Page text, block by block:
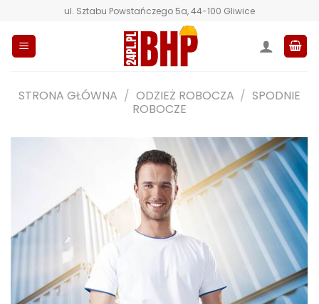
zawartości
ul. Sztabu Powstańczego 5a, 44-100 Gliwice
STRONA GŁÓWNA / ODZIEŻ ROBOCZA / SPODNIE
ROBOCZE